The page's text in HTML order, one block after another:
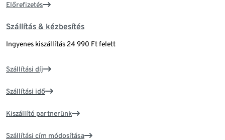
Előrefizetés
Szállítás & kézbesítés
Ingyenes kiszállítás 24 990 Ft felett
Szállítási díj
Szállítási idő
Kiszállító partnerünk
Szállítási cím módosítása